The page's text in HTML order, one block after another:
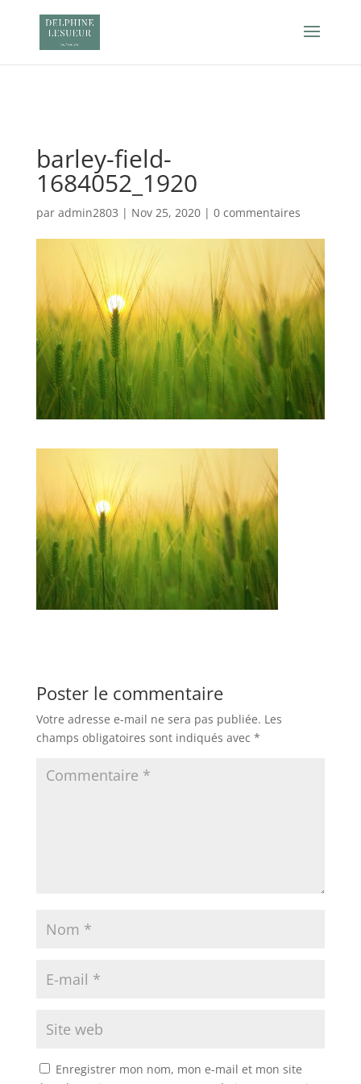
référencement et prise de rendez-vous pour les Sophrologues
barley-field-
1684052_1920
par admin2803 | Nov 25, 2020| 0 commentaires
Poster le commentaire
Votre adresse e-mail ne sera pas publiée. Les
champs obligatoires sont indiqués avec *
Enregistrer mon nom, mon e-mail et mon site